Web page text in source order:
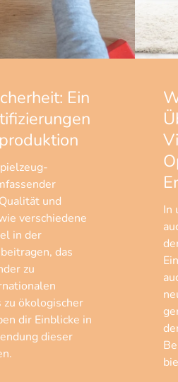
Ein
und
verschiedene
in der
das
zu
ökologischer
dir Einblicke in
dieser
In